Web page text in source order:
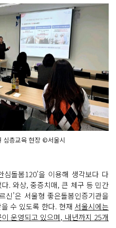
심층교육 현장 ©서울시
심돌봄120’을 이용해 생각보다 다
. 와상, 중증치매, 큰 체구 등 민간
신’은 서울형 좋은돌봄인증기관을
수 있도록 한다. 현재 서울시에는
운영되고 있으며, 내년까지 25개